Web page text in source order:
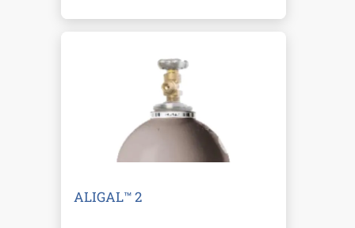
ALIGAL™ 2